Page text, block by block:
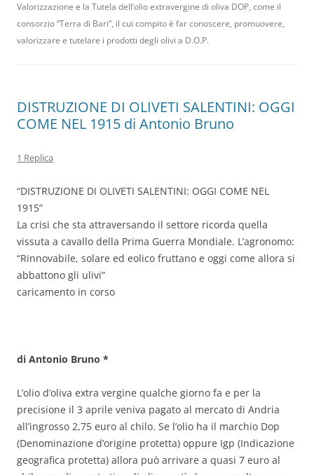
Valorizzazione e la Tutela dell’olio extravergine di oliva DOP, come il
consorzio “Terra di Bari”, il cui compito è far conoscere, promuovere,
valorizzare e tutelare i prodotti degli olivi a D.O.P.
DISTRUZIONE DI OLIVETI SALENTINI: OGGI
COME NEL 1915 di Antonio Bruno
1 Replica
“DISTRUZIONE DI OLIVETI SALENTINI: OGGI COME NEL
1915”
La crisi che sta attraversando il settore ricorda quella
vissuta a cavallo della Prima Guerra Mondiale. L’agronomo:
“Rinnovabile, solare ed eolico fruttano e oggi come allora si
abbattono gli ulivi”
caricamento in corso
di Antonio Bruno *
L’olio d’oliva extra vergine qualche giorno fa e per la
precisione il 3 aprile veniva pagato al mercato di Andria
all’ingrosso 2,75 euro al chilo. Se l’olio ha il marchio Dop
(Denominazione d’origine protetta) oppure Igp (Indicazione
geografica protetta) allora può arrivare a quasi 7 euro al